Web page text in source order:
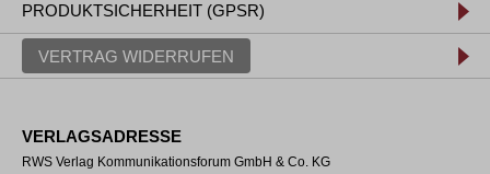
PRODUKTSICHERHEIT (GPSR)
VERTRAG WIDERRUFEN
VERLAGSADRESSE
RWS Verlag Kommunikationsforum GmbH & Co. KG